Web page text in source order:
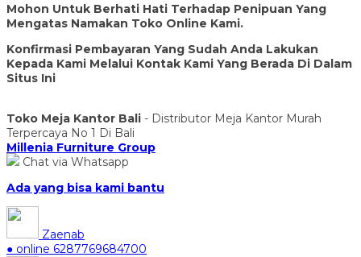
Mohon Untuk Berhati Hati Terhadap Penipuan Yang
Mengatas Namakan Toko Online Kami.
Konfirmasi Pembayaran Yang Sudah Anda Lakukan
Kepada Kami Melalui Kontak Kami Yang Berada Di Dalam
Situs Ini
Toko Meja Kantor Bali - Distributor Meja Kantor Murah
Terpercaya No 1 Di Bali
Millenia Furniture Group
Chat via Whatsapp
Ada yang bisa kami bantu
Zaenab
● online 6287769684700